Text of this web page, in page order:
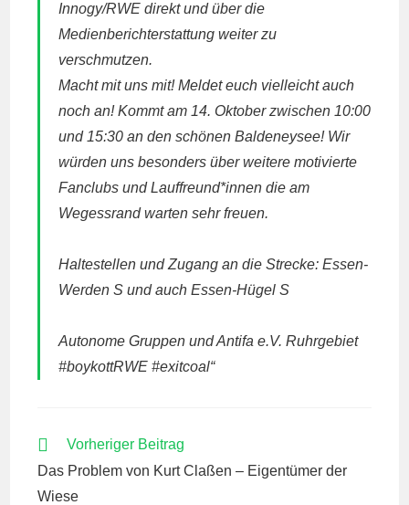
Innogy/RWE direkt und über die
Medienberichterstattung weiter zu
verschmutzen.
Macht mit uns mit! Meldet euch vielleicht auch
noch an! Kommt am 14. Oktober zwischen 10:00
und 15:30 an den schönen Baldeneysee! Wir
würden uns besonders über weitere motivierte
Fanclubs und Lauffreund*innen die am
Wegessrand warten sehr freuen.
Haltestellen und Zugang an die Strecke: Essen-
Werden S und auch Essen-Hügel S
Autonome Gruppen und Antifa e.V. Ruhrgebiet
#boykottRWE #exitcoal“
WEITERE
ANSEHEN
Vorheriger Beitrag
Das Problem von Kurt Claßen – Eigentümer der
Wiese